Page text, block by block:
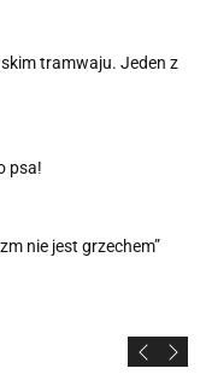
tramwaju. Jeden z
psa!
nie jest grzechem”